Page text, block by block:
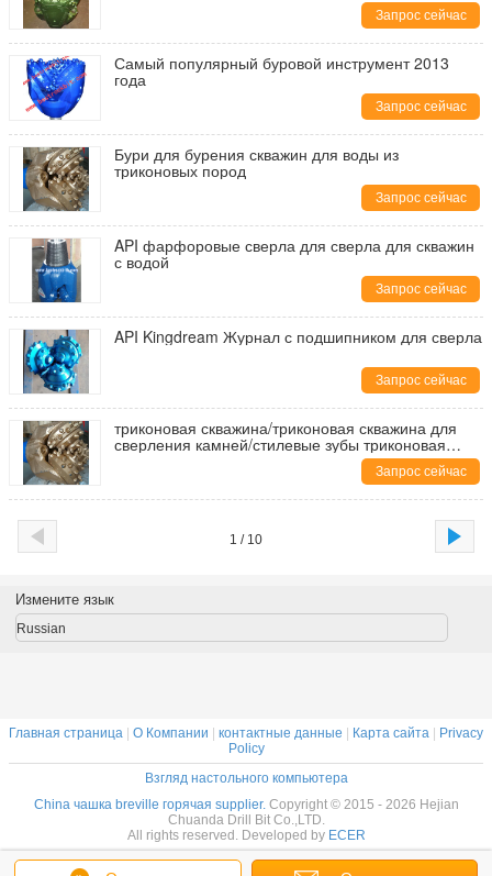
Запрос сейчас
Самый популярный буровой инструмент 2013
года
Запрос сейчас
Бури для бурения скважин для воды из
триконовых пород
Запрос сейчас
API фарфоровые сверла для сверла для скважин
с водой
Запрос сейчас
API Kingdream Журнал с подшипником для сверла
Запрос сейчас
триконовая скважина/триконовая скважина для
сверления камней/стилевые зубы триконовая
Запрос сейчас
1 / 10
Измените язык
Russian
Главная страница О Компании контактные данные Карта сайта
Privacy
Policy
Взгляд настольного компьютера
China чашка breville горячая supplier. Copyright © 2015 - 2026 Hejian
Chuanda Drill Bit Co.,LTD.
All rights reserved. Developed by ECER